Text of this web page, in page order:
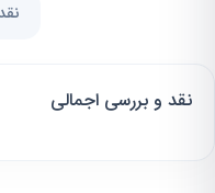
نقد و بررسی اجمالی